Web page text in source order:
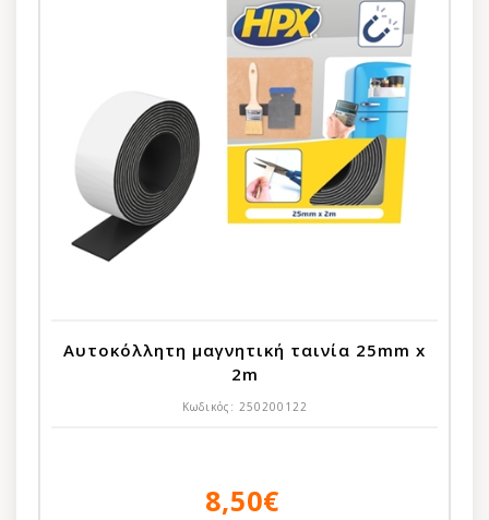
Aυτοκόλλητη μαγνητική ταινία 25mm x
2m
Κωδικός: 250200122
8,50€